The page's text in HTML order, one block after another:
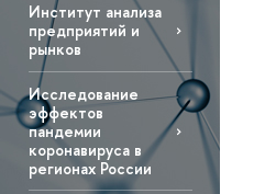
Институт анализа
предприятий и
рынков
Исследование
эффектов
пандемии
коронавируса в
регионах России